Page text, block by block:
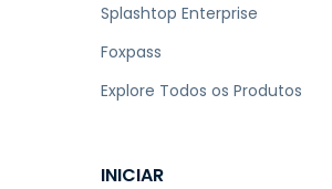
Splashtop Enterprise
Foxpass
Explore Todos os Produtos
INICIAR